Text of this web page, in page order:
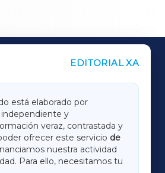
EDITORIAL XA
está elaborado por
independiente y
veraz, contrastada y
ofrecer este servicio de
nuestra actividad
Para ello, necesitamos tu
LUGOXA
TERRACHAXA